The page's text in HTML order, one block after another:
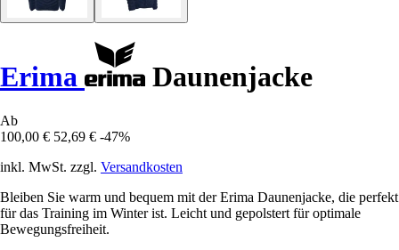
Erima Daunenjacke
Ab
100,00 € 52,69 € -47%
inkl. MwSt. zzgl. Versandkosten
Bleiben Sie warm und bequem mit der Erima Daunenjacke, die perfekt
für das Training im Winter ist. Leicht und gepolstert für optimale
Bewegungsfreiheit.